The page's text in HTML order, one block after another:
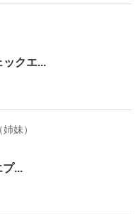
ックエ...
妹）
プ...